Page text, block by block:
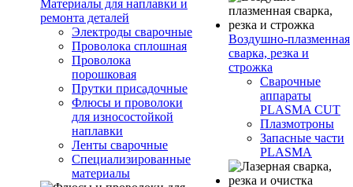
Материалы для наплавки и
ремонта деталей
Электроды сварочные
Проволока сплошная
Проволока
порошковая
Прутки присадочные
Флюсы и проволоки
для износостойкой
наплавки
Ленты сварочные
Специализированные
материалы
Воздушно-плазменная
сварка, резка и
строжка
Сварочные
аппараты
PLASMA CUT
Плазмотроны
Запасные части
PLASMA